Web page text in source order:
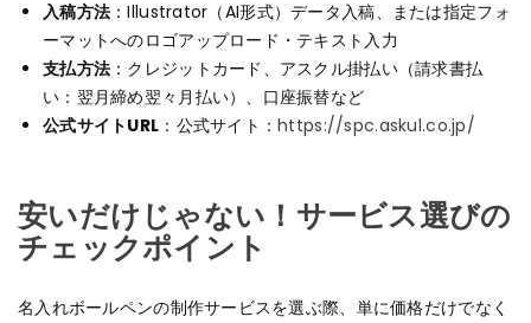
入稿方法 ：Illustrator（AI形式）データ入稿、または指定フォ
ーマットへのロゴアップロード・テキスト入力
支払方法 ：クレジットカード、アスクル掛払い（請求書払
い：翌月締め翌々月払い）、口座振替など
公式サイトURL ：公式サイト：https://spc.askul.co.jp/
安いだけじゃない！サービス選びの
チェックポイント
名入れボールペンの制作サービスを選ぶ際、単に価格だけでなく